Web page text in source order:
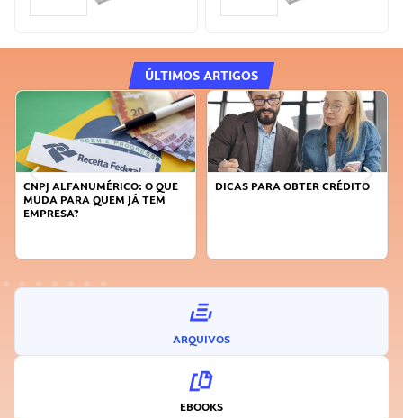
ÚLTIMOS ARTIGOS
CNPJ ALFANUMÉRICO: O QUE
MUDA PARA QUEM JÁ TEM
EMPRESA?
DICAS PARA OBTER CRÉDITO
ARQUIVOS
EBOOKS